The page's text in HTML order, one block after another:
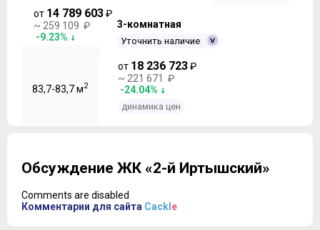
от 14 789 603₽
~ 259 109 ₽
-9.23%
3-комнатная
Уточнить наличие
83,7-83,7 м2
от 18 236 723₽
~ 221 671 ₽
-24.04%
динамика цен
Обсуждение ЖК «2-й Иртышский»
Comments are disabled
Комментарии для сайта Cackl e